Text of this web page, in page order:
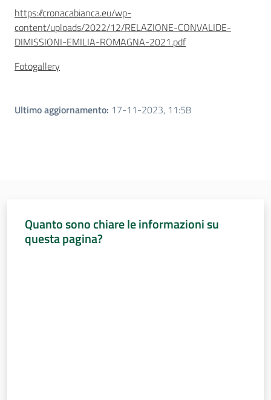
https://cronacabianca.eu/wp-
content/uploads/2022/12/RELAZIONE-CONVALIDE-
DIMISSIONI-EMILIA-ROMAGNA-2021.pdf
Fotogallery
Ultimo aggiornamento: 17-11-2023, 11:58
Quanto sono chiare le informazioni su
questa pagina?